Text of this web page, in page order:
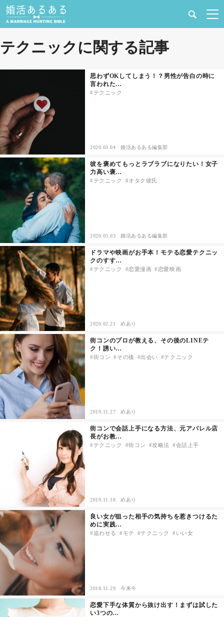
健康
恋愛の悩み
出会い
合コン・街コン
マッチングアプリ
結婚相談所
あるある
その他
ドキドキ
仕事とキャリア
特集
占い・診断
ファッション・美容
グルメ
セックスライフ
不倫・だめ男
感動
心の処方箋
カルチャー・トレンド・芸能
驚き
テクニックに関する記事
思わずOKしてしまう！？男性が告白の時に
言われた…
テクニック
2020.03.04 婚活あるある編集部
彼を褒めてもっとラブラブになりたい！女子
力高い褒…
テクニック オタク彼氏
2020.03.03 婚活あるある編集部
ドラマや映画がお手本！モテる恋愛テクニッ
クのすす…
テクニック 恋愛漫画 恋愛映画
2020.02.21 めあり
街コンのプロが教える、その後のLINEテ
ク！誘い…
街コン その後 出会い テクニック
2019.11.27 めあり
街コンで会話上手になる方法、元アパレル店
長がお教…
テクニック 街コン 攻略法 会話上手
2019.11.18 めあり
良い女が狙った相手の気持ちを惹きつけるた
めに実践…
追わせる モテ テクニック いい女
2018.11.29 今来今
恋愛下手な体質から抜け出す！まずは試した
い3つの…